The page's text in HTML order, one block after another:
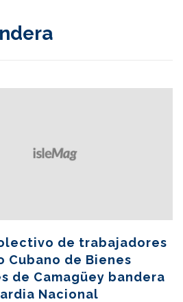
de trabajadores
Cubano de Bienes
de Camagüey bandera
Nacional